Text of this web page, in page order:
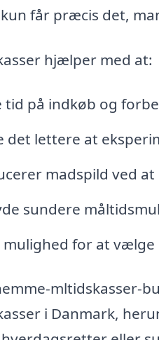
får præcis det,
hjælper med at:
tid på indkøb og
det lettere at
madspild ved
sundere
mulighed for at
mltidskasser-
i Danmark,